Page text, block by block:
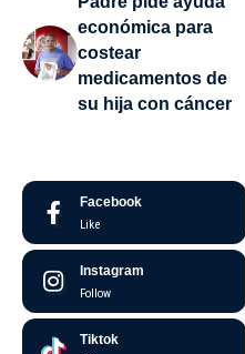
económica para
costear
medicamentos de
su hija con cáncer
Facebook
Like
Instagram
Follow
Tiktok